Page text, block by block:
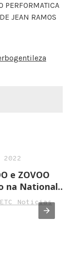
PERFORMATICA
JEAN RAMOS
e ZOVOO
na National
Show
Birmingham
Noticias